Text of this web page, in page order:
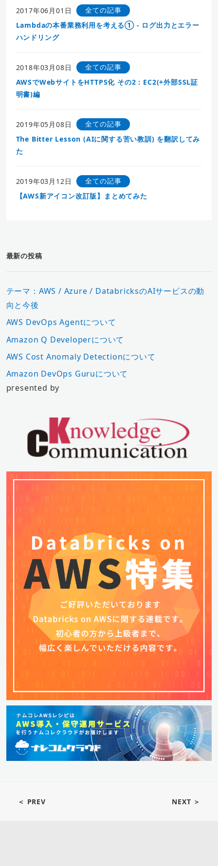
2017年06月01日
全ての記事
Lambdaの本番業務利用を考える① - ログ出力とエラー
ハンドリング
2018年03月08日
全ての記事
AWSでWebサイトをHTTPS化 その2：EC2(+外部SSL証
明書)編
2019年05月08日
全ての記事
The Bitter Lesson (AIに関する苦い教訓) を翻訳してみ
た
2019年03月12日
全ての記事
【AWS新アイコン改訂版】まとめてみた
最新の投稿
テーマ：AWS / Azure / DatabricksのAIサービスの動
向と今後
AWS DevOps Agentについて
Amazon Q Developerについて
AWS Cost Anomaly Detectionについて
Amazon DevOps Guruについて
presented by
＜ PREV NEXT ＞